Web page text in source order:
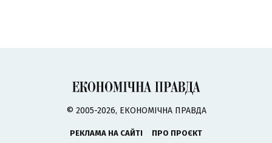
© 2005-2026, ЕКОНОМІЧНА ПРАВДА
РЕКЛАМА НА САЙТІ
ПРО ПРОЄКТ